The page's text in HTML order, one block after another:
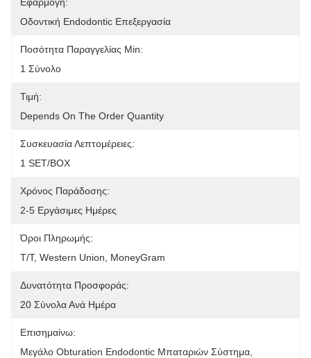
Οδοντική Endodontic Επεξεργασία
Ποσότητα Παραγγελίας Min:
1 Σύνολο
Τιμή:
Depends On The Order Quantity
Συσκευασία Λεπτομέρειες:
1 SET/BOX
Χρόνος Παράδοσης:
2-5 Εργάσιμες Ημέρες
Όροι Πληρωμής:
T/T, Western Union, MoneyGram
Δυνατότητα Προσφοράς:
20 Σύνολα Ανά Ημέρα
Επισημαίνω:
Μεγάλο Obturation Endodontic Μπαταριών Σύστημα